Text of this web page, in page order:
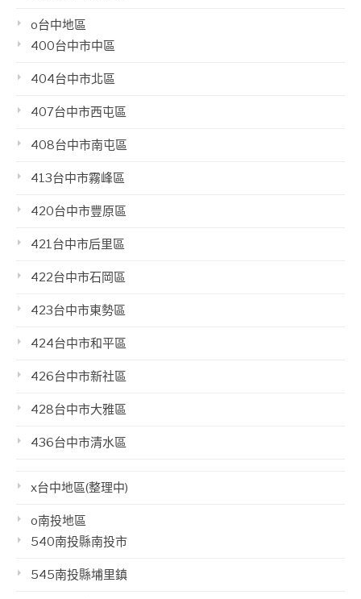
o台中地區
400台中市中區
404台中市北區
407台中市西屯區
408台中市南屯區
413台中市霧峰區
420台中市豐原區
421台中市后里區
422台中市石岡區
423台中市東勢區
424台中市和平區
426台中市新社區
428台中市大雅區
436台中市清水區
x台中地區(整理中)
o南投地區
540南投縣南投市
545南投縣埔里鎮